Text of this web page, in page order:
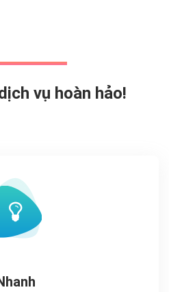
vụ hoàn hảo!